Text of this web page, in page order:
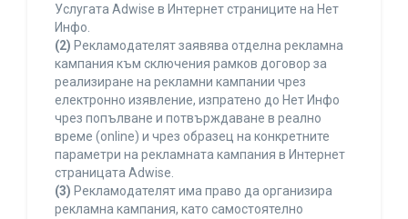
Услугата Adwise в Интернет страниците на Нет
Инфо.
(2) Рекламодателят заявява отделна рекламна
кампания към сключения рамков договор за
реализиране на рекламни кампании чрез
електронно изявление, изпратено до Нет Инфо
чрез попълване и потвърждаване в реално
време (online) и чрез образец на конкретните
параметри на рекламната кампания в Интернет
страницата Adwise.
(3) Рекламодателят има право да организира
рекламна кампания, като самостоятелно